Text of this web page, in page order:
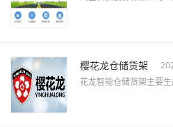
樱花龙仓储货架
花龙智能仓储货架主要